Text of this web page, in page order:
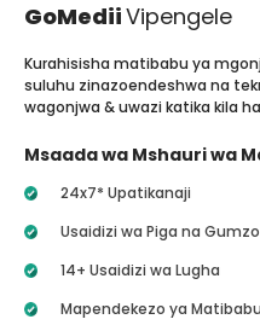
GoMediiVipengele
Kurahisisha matibabu ya
suluhu zinazoendeshwa na
wagonjwa & uwazi katika kila
Msaada wa Mshauri wa
24x7* Upatikanaji
Usaidizi wa Piga na Gumzo
14+ Usaidizi wa Lugha
Mapendekezo ya Matibabu